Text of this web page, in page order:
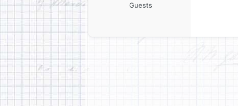
Guests